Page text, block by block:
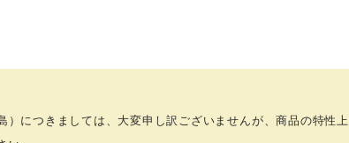
につきましては、大変申し訳ございませんが、商品の特性上